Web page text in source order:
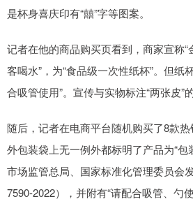
是杯身喜庆印有“囍”字等图案。
记者在他的商品购买页看到，商家宣称“
客喝水”，为“食品级一次性纸杯”。但纸
合吸管使用”。宣传与实物标注“两张皮”
随后，记者在电商平台随机购买了8款热
外包装袋上无一例外都标明了产品为“包
市场监管总局、国家标准化管理委员会
7590-2022），并附有“请配合吸管、勺使